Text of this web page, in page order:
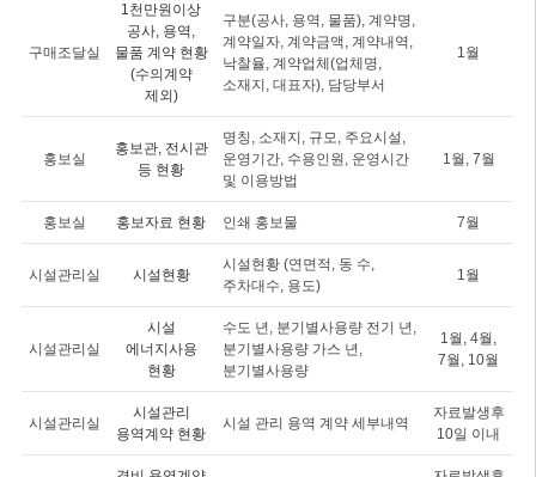
구매조달실
1천만원이상
공사, 용역,
물품 계약 현황
(수의계약
제외)
구분(공사, 용역, 물품), 계약명,
계약일자, 계약금액, 계약내역,
낙찰율, 계약업체(업체명,
소재지, 대표자), 담당부서
1월
홍보실
홍보관, 전시관
등 현황
명칭, 소재지, 규모, 주요시설,
운영기간, 수용인원, 운영시간
및 이용방법
1월, 7월
홍보실 홍보자료 현황 인쇄 홍보물 7월
시설관리실 시설현황
시설현황 (연면적, 동 수,
주차대수, 용도)
1월
시설관리실
시설
에너지사용
현황
수도 년, 분기별사용량 전기 년,
분기별사용량 가스 년,
분기별사용량
1월, 4월,
7월, 10월
시설관리실
시설관리
용역계약 현황
시설 관리 용역 계약 세부내역
자료발생후
10일 이내